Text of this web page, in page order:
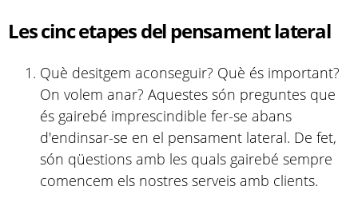
Les cinc etapes del pensament lateral
Què desitgem aconseguir? Què és important?
On volem anar? Aquestes són preguntes que
és gairebé imprescindible fer-se abans
d'endinsar-se en el pensament lateral. De fet,
són qüestions amb les quals gairebé sempre
comencem els nostres serveis amb clients.